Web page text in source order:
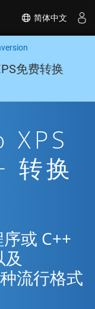
简体中文
免费转换
XPS
转换
或 C++
流行格式